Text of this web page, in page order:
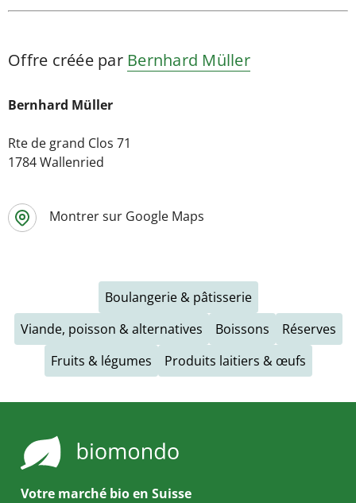
Offre créée par Bernhard Müller
Bernhard Müller
Rte de grand Clos 71
1784 Wallenried
Montrer sur Google Maps
Boulangerie & pâtisserie
Viande, poisson & alternatives
Boissons
Réserves
Fruits & légumes
Produits laitiers & œufs
Votre marché bio en Suisse